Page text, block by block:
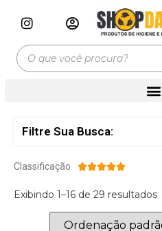
Filtre Sua Busca:
Classificação 
Exibindo 1–16 de 29 resultados